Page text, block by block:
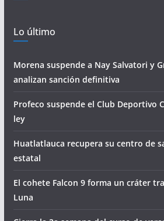
Lo último
Morena suspende a Nay Salvatori y
analizan sanción definitiva
Profeco suspende el Club Deportivo
ley
Huatlatlauca recupera su centro de
estatal
El cohete Falcon 9 forma un cráter
Luna